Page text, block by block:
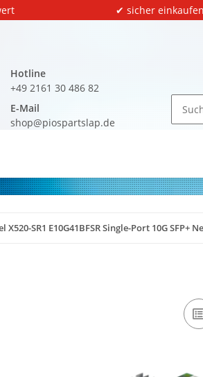
✔ sicher einkaufen
Hotline
+49 2161 30 486 82
E-Mail
shop@piospartslap.de
X520-SR1 E10G41BFSR Single-Port 10G SFP+